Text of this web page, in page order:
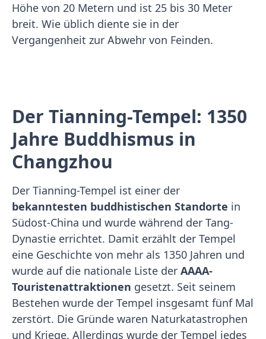
Höhe von 20 Metern und ist 25 bis 30 Meter
breit. Wie üblich diente sie in der
Vergangenheit zur Abwehr von Feinden.
Der Tianning-Tempel: 1350
Jahre Buddhismus in
Changzhou
Der Tianning-Tempel ist einer der
bekanntesten buddhistischen Standorte in
Südost-China und wurde während der Tang-
Dynastie errichtet. Damit erzählt der Tempel
eine Geschichte von mehr als 1350 Jahren und
wurde auf die nationale Liste der AAAA-
Touristenattraktionen gesetzt. Seit seinem
Bestehen wurde der Tempel insgesamt fünf Mal
zerstört. Die Gründe waren Naturkatastrophen
und Kriege. Allerdings wurde der Tempel jedes